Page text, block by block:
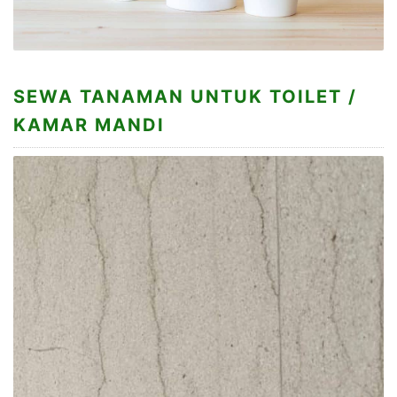
SEWA TANAMAN UNTUK TOILET /
KAMAR MANDI